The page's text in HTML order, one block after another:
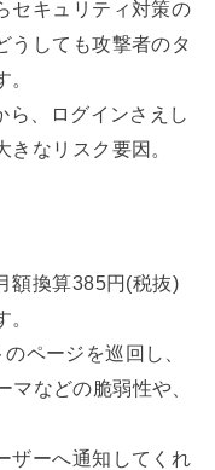
セキュリティ対策の
うしても攻撃者のタ
ら、ログインさえし
なリスク要因。
額換算385円(税抜)
ページを巡回し、
などの脆弱性や、
ザーへ通知してくれ